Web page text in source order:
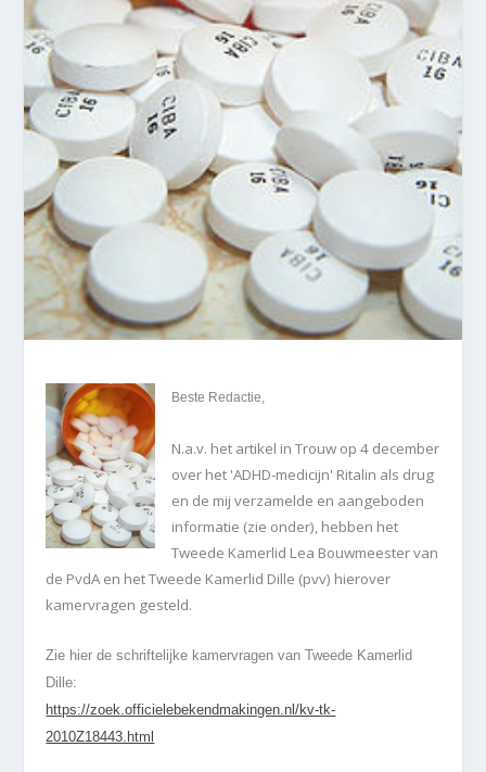
Beste Redactie,
N.a.v. het artikel in Trouw op 4 december
over het 'ADHD-medicijn' Ritalin als drug
en de mij verzamelde en aangeboden
informatie (zie onder), hebben het
Tweede Kamerlid Lea Bouwmeester van
de PvdA en het Tweede Kamerlid Dille (pvv) hierover
kamervragen gesteld.
Zie hier de schriftelijke kamervragen van Tweede Kamerlid
Dille:
https://zoek.officielebekendmakingen.nl/kv-tk-
2010Z18443.html